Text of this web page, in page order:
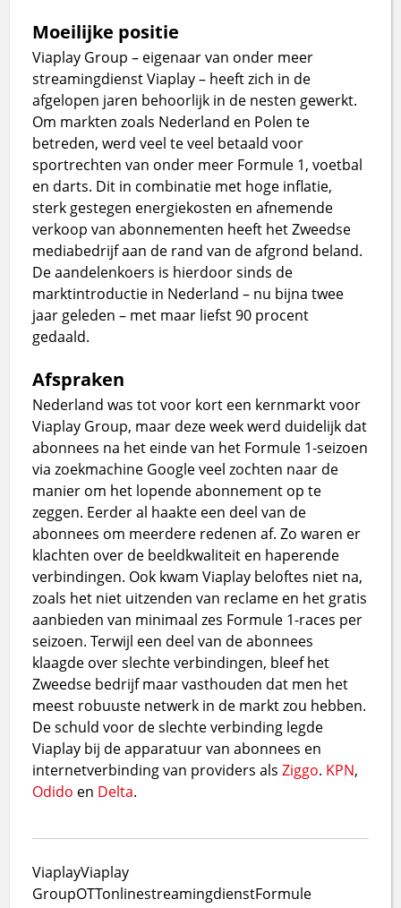
Moeilijke positie
Viaplay Group – eigenaar van onder meer
streamingdienst Viaplay – heeft zich in de
afgelopen jaren behoorlijk in de nesten gewerkt.
Om markten zoals Nederland en Polen te
betreden, werd veel te veel betaald voor
sportrechten van onder meer Formule 1, voetbal
en darts. Dit in combinatie met hoge inflatie,
sterk gestegen energiekosten en afnemende
verkoop van abonnementen heeft het Zweedse
mediabedrijf aan de rand van de afgrond beland.
De aandelenkoers is hierdoor sinds de
marktintroductie in Nederland – nu bijna twee
jaar geleden – met maar liefst 90 procent
gedaald.
Afspraken
Nederland was tot voor kort een kernmarkt voor
Viaplay Group, maar deze week werd duidelijk dat
abonnees na het einde van het Formule 1-seizoen
via zoekmachine Google veel zochten naar de
manier om het lopende abonnement op te
zeggen. Eerder al haakte een deel van de
abonnees om meerdere redenen af. Zo waren er
klachten over de beeldkwaliteit en haperende
verbindingen. Ook kwam Viaplay beloftes niet na,
zoals het niet uitzenden van reclame en het gratis
aanbieden van minimaal zes Formule 1-races per
seizoen. Terwijl een deel van de abonnees
klaagde over slechte verbindingen, bleef het
Zweedse bedrijf maar vasthouden dat men het
meest robuuste netwerk in de markt zou hebben.
De schuld voor de slechte verbinding legde
Viaplay bij de apparatuur van abonnees en
internetverbinding van providers alsZiggo. KPN,
Odido en Delta.
ViaplayViaplay
GroupOTTonlinestreamingdienstFormule